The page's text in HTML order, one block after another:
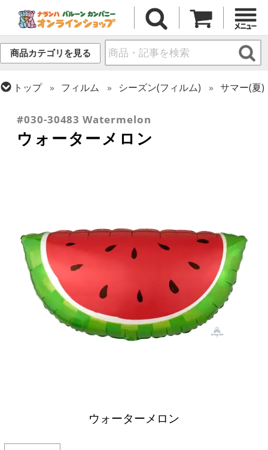
商品カテゴリを見る
トップ フィルム シーズン(フィルム)
サマー(夏)
#030-30483 Watermelon
ウォーターメロン
ウォーターメロン